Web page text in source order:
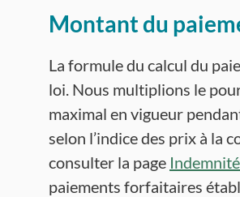
Montant du
La formule du calcul du
loi. Nous multiplions le
maximal en vigueur
selon l’indice des prix à la
consulter la page
paiements forfaitaires